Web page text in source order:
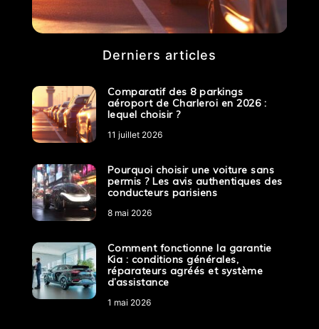
Derniers articles
Comparatif des 8 parkings
aéroport de Charleroi en 2026 :
lequel choisir ?
11 juillet 2026
Pourquoi choisir une voiture sans
permis ? Les avis authentiques des
conducteurs parisiens
8 mai 2026
Comment fonctionne la garantie
Kia : conditions générales,
réparateurs agréés et système
d’assistance
1 mai 2026